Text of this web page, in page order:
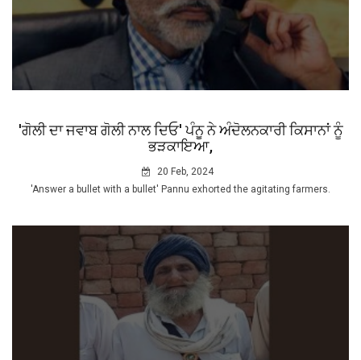
'ਗੋਲੀ ਦਾ ਜਵਾਬ ਗੋਲੀ ਨਾਲ ਦਿਓ' ਪੰਨੂ ਨੇ ਅੰਦੋਲਨਕਾਰੀ ਕਿਸਾਨਾਂ ਨੂੰ
ਭੜਕਾਇਆ,
20 Feb, 2024
'Answer a bullet with a bullet' Pannu exhorted the agitating farmers.